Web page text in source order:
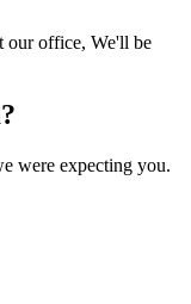
our office, We'll be
were expecting you.